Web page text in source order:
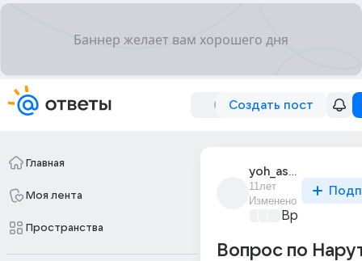
Создать пост
Главная
Моя лента
Пространства
yoh_asakura_60
11лет
Изменено
Время игр
Вопрос по